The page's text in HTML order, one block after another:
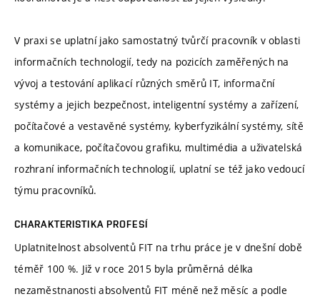
V praxi se uplatní jako samostatný tvůrčí pracovník v oblasti
informačních technologií, tedy na pozicích zaměřených na
vývoj a testování aplikací různých směrů IT, informační
systémy a jejich bezpečnost, inteligentní systémy a zařízení,
počítačové a vestavěné systémy, kyberfyzikální systémy, sítě
a komunikace, počítačovou grafiku, multimédia a uživatelská
rozhraní informačních technologií, uplatní se též jako vedoucí
týmu pracovníků.
CHARAKTERISTIKA PROFESÍ
Uplatnitelnost absolventů FIT na trhu práce je v dnešní době
téměř 100 %. Již v roce 2015 byla průměrná délka
nezaměstnanosti absolventů FIT méně než měsíc a podle